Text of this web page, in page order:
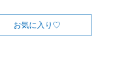
お気に入り